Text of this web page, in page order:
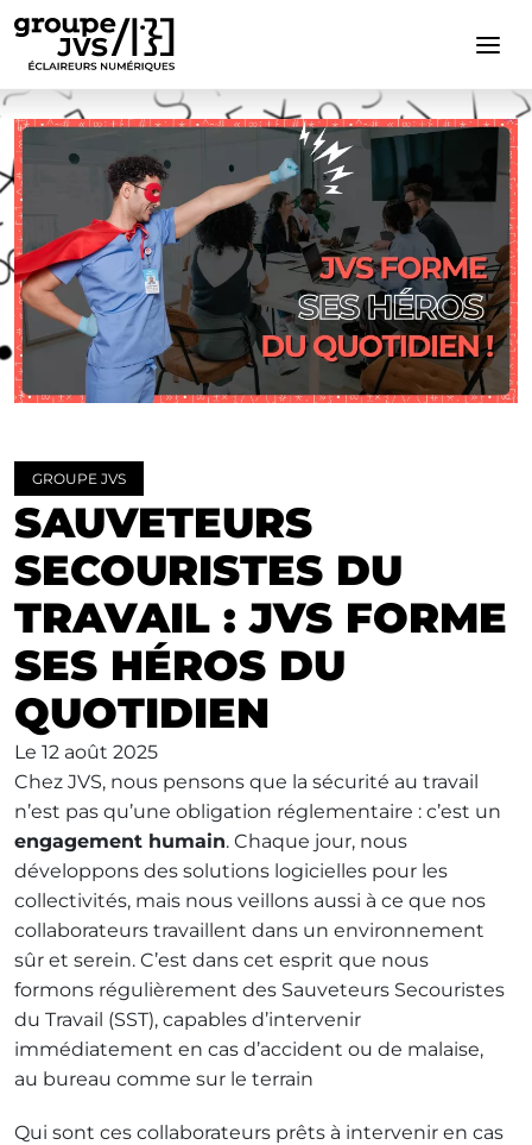
GROUPE JVS
SAUVETEURS
SECOURISTES DU
TRAVAIL : JVS FORME
SES HÉROS DU
QUOTIDIEN
Le 12 août 2025
Chez JVS, nous pensons que la sécurité au travail
n’est pas qu’une obligation réglementaire : c’est un
engagement humain. Chaque jour, nous
développons des solutions logicielles pour les
collectivités, mais nous veillons aussi à ce que nos
collaborateurs travaillent dans un environnement
sûr et serein. C’est dans cet esprit que nous
formons régulièrement des Sauveteurs Secouristes
du Travail (SST), capables d’intervenir
immédiatement en cas d’accident ou de malaise,
au bureau comme sur le terrain
Qui sont ces collaborateurs prêts à intervenir en cas
Cookies management panel